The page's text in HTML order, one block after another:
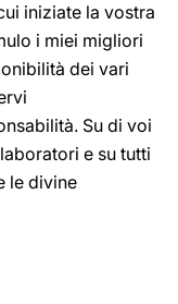
iniziate la vostra
i miei migliori
dei vari
Su di voi
e su tutti
le divine